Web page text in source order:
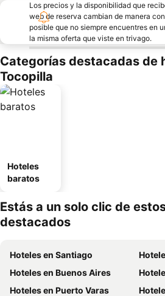
Los precios y la disponibilidad que
web de reserva cambian de manera
posible que no siempre encuentres en
la misma oferta que viste en trivago.
Categorías destacadas de
Tocopilla
Hoteles
baratos
Estás a un solo clic de
destacados
Hoteles en Santiago
Hoteles en Buenos Aires
Hoteles en Puerto Varas